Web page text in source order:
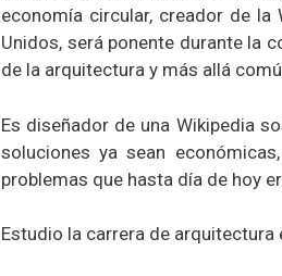
economía circular, creador de
Unidos, será ponente durante la
de la arquitectura y más allá
Es diseñador de una Wikipedia
soluciones ya sean
problemas que hasta día de hoy
Estudio la carrera de arquitectura